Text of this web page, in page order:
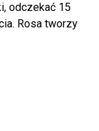
odczekać 15
Rosa tworzy